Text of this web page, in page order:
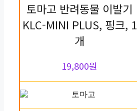
토마고 반려동물 이발기
KLC-MINI PLUS, 핑크, 1
개
19,800원